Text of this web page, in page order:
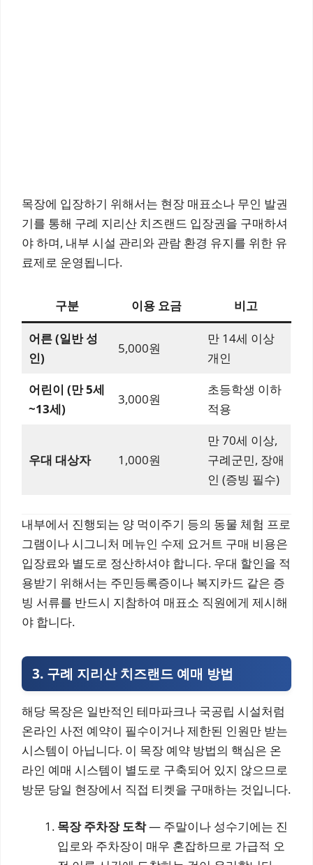
목장에 입장하기 위해서는 현장 매표소나 무인 발권
기를 통해 구례 지리산 치즈랜드 입장권을 구매하셔
야 하며, 내부 시설 관리와 관람 환경 유지를 위한 유
료제로 운영됩니다.
구분 이용 요금 비고
어른 (일반 성
인)
5,000원
만 14세 이상
개인
어린이 (만 5세
~13세)
3,000원
초등학생 이하
적용
우대 대상자 1,000원
만 70세 이상,
구례군민, 장애
인 (증빙 필수)
내부에서 진행되는 양 먹이주기 등의 동물 체험 프로
그램이나 시그니처 메뉴인 수제 요거트 구매 비용은
입장료와 별도로 정산하셔야 합니다. 우대 할인을 적
용받기 위해서는 주민등록증이나 복지카드 같은 증
빙 서류를 반드시 지참하여 매표소 직원에게 제시해
야 합니다.
3. 구례 지리산 치즈랜드 예매 방법
해당 목장은 일반적인 테마파크나 국공립 시설처럼
온라인 사전 예약이 필수이거나 제한된 인원만 받는
시스템이 아닙니다. 이 목장 예약 방법의 핵심은 온
라인 예매 시스템이 별도로 구축되어 있지 않으므로
방문 당일 현장에서 직접 티켓을 구매하는 것입니다.
목장 주차장 도착— 주말이나 성수기에는 진
입로와 주차장이 매우 혼잡하므로 가급적 오